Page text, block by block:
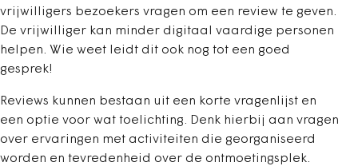
vrijwilligers bezoekers vragen om een review te geven.
De vrijwilliger kan minder digitaal vaardige personen
helpen. Wie weet leidt dit ook nog tot een goed
gesprek!
Reviews kunnen bestaan uit een korte vragenlijst en
een optie voor wat toelichting. Denk hierbij aan vragen
over ervaringen met activiteiten die georganiseerd
worden en tevredenheid over de ontmoetingsplek.